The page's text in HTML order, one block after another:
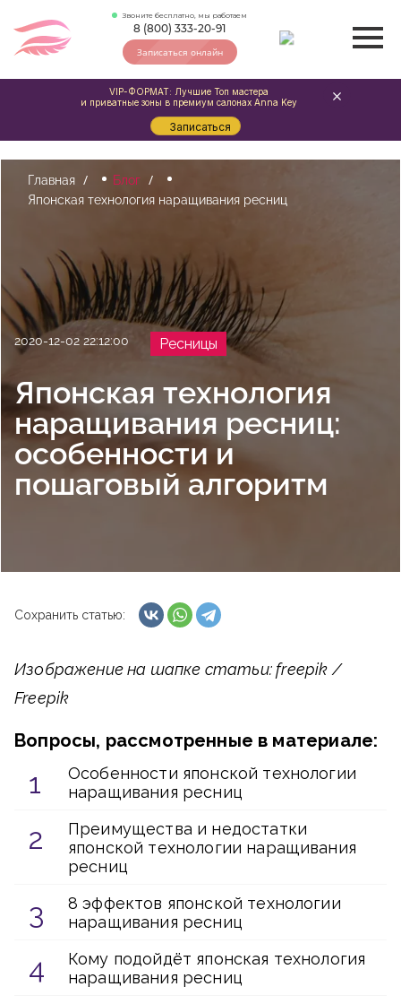
Звоните бесплатно, мы работаем
8 (800) 333-20-91
Записаться онлайн
Главная
Блог
Японская технология наращивания ресниц
2020-12-02 22:12:00 Ресницы
Японская технология
наращивания ресниц:
особенности и
пошаговый алгоритм
Сохранить статью:
Изображение на шапке статьи: freepik /
Freepik
Вопросы, рассмотренные в материале:
Особенности японской технологии
наращивания ресниц
Преимущества и недостатки
японской технологии наращивания
ресниц
8 эффектов японской технологии
наращивания ресниц
Кому подойдёт японская технология
наращивания ресниц
VIP-ФОРМАТ: Лучшие Топ мастера
и приватные зоны в премиум салонах Anna Key
Записаться